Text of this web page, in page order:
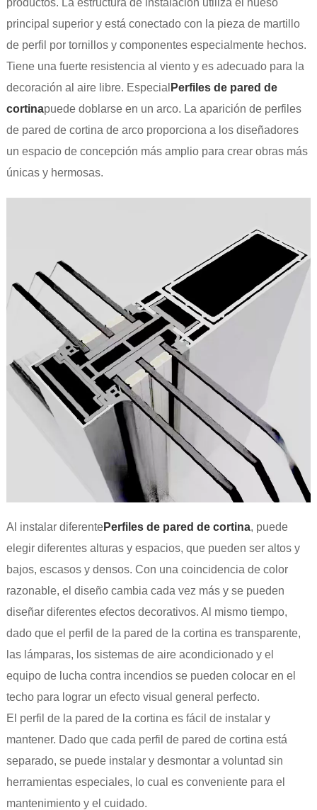
principal superior y está conectado con la pieza de martillo
de perfil por tornillos y componentes especialmente hechos.
Tiene una fuerte resistencia al viento y es adecuado para la
decoración al aire libre. Especial Perfiles de pared de
cortinapuede doblarse en un arco. La aparición de perfiles
de pared de cortina de arco proporciona a los diseñadores
un espacio de concepción más amplio para crear obras más
únicas y hermosas.
Al instalar diferentePerfiles de pared de cortina, puede
elegir diferentes alturas y espacios, que pueden ser altos y
bajos, escasos y densos. Con una coincidencia de color
razonable, el diseño cambia cada vez más y se pueden
diseñar diferentes efectos decorativos. Al mismo tiempo,
dado que el perfil de la pared de la cortina es transparente,
las lámparas, los sistemas de aire acondicionado y el
equipo de lucha contra incendios se pueden colocar en el
techo para lograr un efecto visual general perfecto.
El perfil de la pared de la cortina es fácil de instalar y
mantener. Dado que cada perfil de pared de cortina está
separado, se puede instalar y desmontar a voluntad sin
herramientas especiales, lo cual es conveniente para el
mantenimiento y el cuidado.